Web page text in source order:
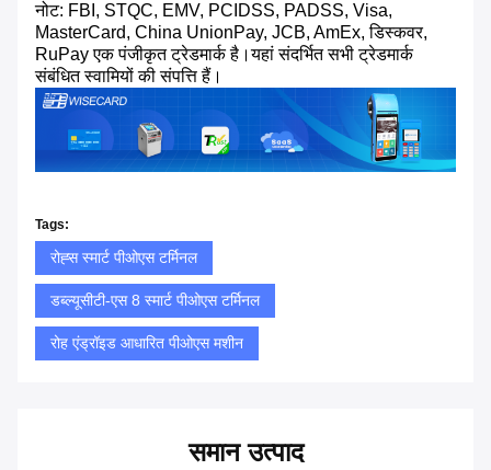
नोट: FBI, STQC, EMV, PCIDSS, PADSS, Visa,
MasterCard, China UnionPay, JCB, AmEx, डिस्कवर,
RuPay एक पंजीकृत ट्रेडमार्क है।यहां संदर्भित सभी ट्रेडमार्क
संबंधित स्वामियों की संपत्ति हैं।
Tags:
रोह्स स्मार्ट पीओएस टर्मिनल
डब्ल्यूसीटी-एस 8 स्मार्ट पीओएस टर्मिनल
रोह एंड्रॉइड आधारित पीओएस मशीन
समान उत्पाद